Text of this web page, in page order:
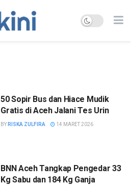
50 Sopir Bus dan Hiace Mudik
Gratis di Aceh Jalani Tes Urin
BY RISKA ZULFIRA 14 MARET 2026
BNN Aceh Tangkap Pengedar 33
Kg Sabu dan 184 Kg Ganja